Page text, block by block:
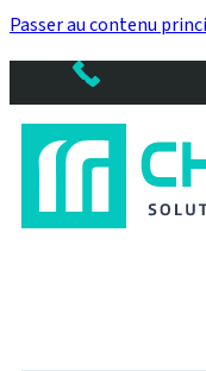
Passer au contenu